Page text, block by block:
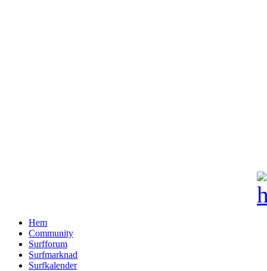
Hem
Community
Surfforum
Surfmarknad
Surfkalender